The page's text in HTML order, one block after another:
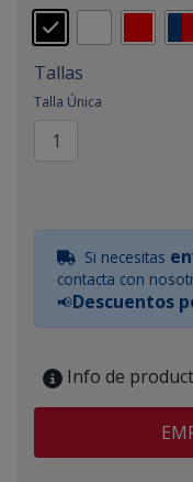
Tallas
Talla Única
Si necesitas
contacta con
📢Descuentos
Info de